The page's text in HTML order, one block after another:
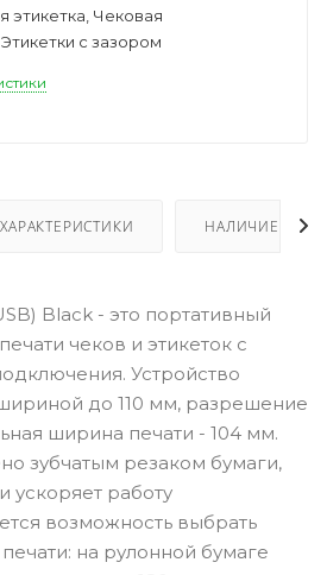
этикетка, Чековая
с зазором
ХАРАКТЕРИСТИКИ НАЛИЧИЕ
Black - это портативный
чеков и этикеток с
Устройство
до 110 мм, разрешение
ширина печати - 104 мм.
зубчатым резаком бумаги,
ускоряет работу
возможность выбрать
на рулонной бумаге